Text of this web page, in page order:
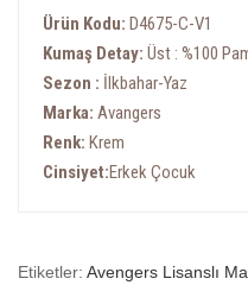
Ürün Kodu: D4675-C-V1
Kumaş Detay: Üst : %100
Sezon : İlkbahar-Yaz
Marka: Avangers
Renk: Krem
Cinsiyet:Erkek Çocuk
Etiketler: Avengers Lisanslı